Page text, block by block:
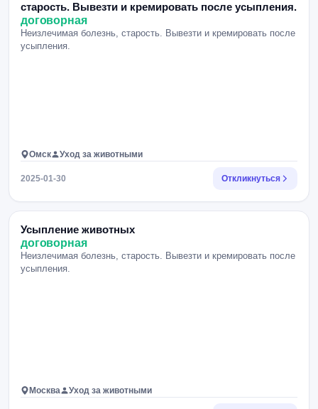
старость. Вывезти и кремировать после усыпления.
договорная
Неизлечимая болезнь, старость. Вывезти и кремировать после
усыпления.
Омск Уход за животными
2025-01-30 Откликнуться
Усыпление животных
договорная
Неизлечимая болезнь, старость. Вывезти и кремировать после
усыпления.
Москва Уход за животными